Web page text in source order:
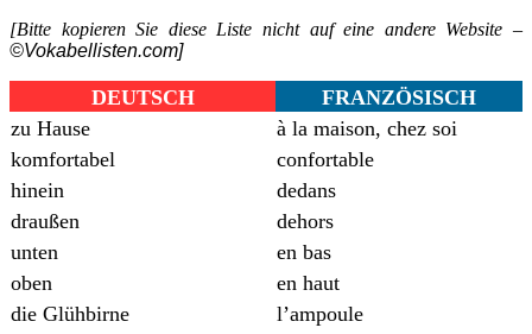
[Bitte kopieren Sie diese Liste nicht auf eine andere Website –
©Vokabellisten.com]
DEUTSCH
FRANZÖSISCH
zu Hause
à la maison, chez soi
komfortabel
confortable
hinein
dedans
draußen
dehors
unten
en bas
oben
en haut
die Glühbirne
l’ampoule